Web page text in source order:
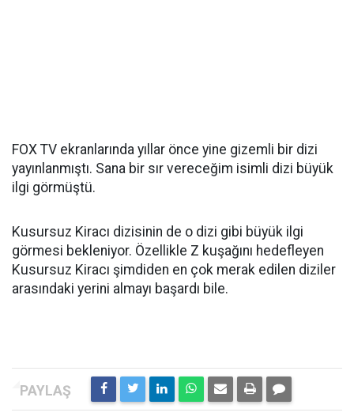
FOX TV ekranlarında yıllar önce yine gizemli bir dizi
yayınlanmıştı. Sana bir sır vereceğim isimli dizi büyük
ilgi görmüştü.
Kusursuz Kiracı dizisinin de o dizi gibi büyük ilgi
görmesi bekleniyor. Özellikle Z kuşağını hedefleyen
Kusursuz Kiracı şimdiden en çok merak edilen diziler
arasındaki yerini almayı başardı bile.